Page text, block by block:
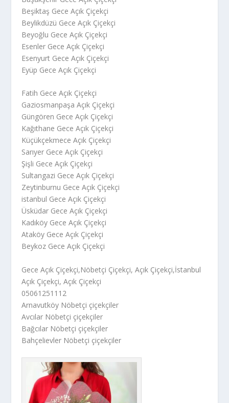
Beşiktaş Gece Açık Çiçekçi
Beylikdüzü Gece Açık Çiçekçi
Beyoğlu Gece Açık Çiçekçi
Esenler Gece Açık Çiçekçi
Esenyurt Gece Açık Çiçekçi
Eyüp Gece Açık Çiçekçi
Fatih Gece Açık Çiçekçi
Gaziosmanpaşa Açık Çiçekçi
Güngören Gece Açık Çiçekçi
Kağıthane Gece Açık Çiçekçi
Küçükçekmece Açık Çiçekçi
Sarıyer Gece Açık Çiçekçi
Şişli Gece Açık Çiçekçi
Sultangazi Gece Açık Çiçekçi
Zeytinburnu Gece Açık Çiçekçi
istanbul Gece Açık Çiçekçi
Üsküdar Gece Açık Çiçekçi
Kadıköy Gece Açık Çiçekçi
Ataköy Gece Açık Çiçekçi
Beykoz Gece Açık Çiçekçi
Gece Açık Çiçekçi,Nöbetçi Çiçekçi, Açık Çiçekçi,İstanbul
Açık Çiçekçi, Açık Çiçekçi
05061251112
Arnavutköy Nöbetçi çiçekçiler
Avcılar Nöbetçi çiçekçiler
Bağcılar Nöbetçi çiçekçiler
Bahçelievler Nöbetçi çiçekçiler